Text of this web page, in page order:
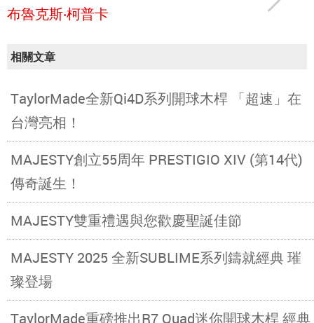
布魯克斯‧柯普卡
相關文章
TaylorMade全新Qi4D系列開球木桿 「超速」在
台灣亮相！
MAJESTY創立55周年 PRESTIGIO XIV (第14代)
傳奇誕生！
MAJESTY雙重禮遇與您歡慶聖誕佳節
MAJESTY 2025 全新SUBLIME系列鑄就經典 璀
璨登場
TaylorMade重磅推出R7 Quad迷你開球木桿 經典